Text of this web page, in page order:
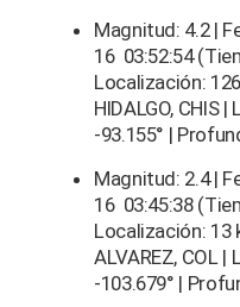
Magnitud: 4.2 |
16 03:52:54
Localización:
HIDALGO, CHIS
-93.155° |
Magnitud: 2.4 |
16 03:45:38
Localización: 13
ALVAREZ, COL
-103.679° |